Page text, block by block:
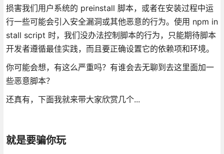
损害我们用户系统的 preinstall 脚本，或者在安装过程中运
行一些可能会引入安全漏洞或其他恶意的行为。使用 npm in
stall script 时，我们没办法控制脚本的行为，只能期待脚本
开发者遵循最佳实践，而且要正确设置它的依赖项和环境。
你可能会想，有这么严重吗？有谁会去无聊到去这里面加一
些恶意脚本？
还真有，下面我就来带大家欣赏几个...
就是要骗你玩